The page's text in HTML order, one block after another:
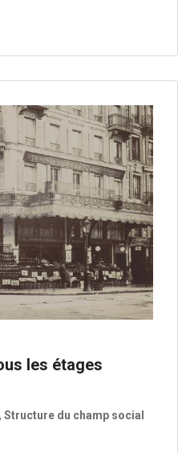
les étages
du champ social